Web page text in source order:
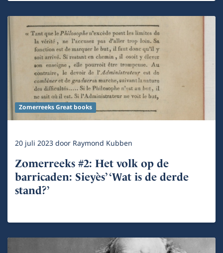
Zomerreeks Great books
20 juli 2023door Raymond Kubben
Zomerreeks #2: Het volk op de
barricaden: Sieyès’ ‘Wat is de derde
stand?’